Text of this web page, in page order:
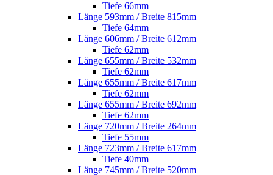
Tiefe 66mm
Länge 593mm / Breite 815mm
Tiefe 64mm
Länge 606mm / Breite 612mm
Tiefe 62mm
Länge 655mm / Breite 532mm
Tiefe 62mm
Länge 655mm / Breite 617mm
Tiefe 62mm
Länge 655mm / Breite 692mm
Tiefe 62mm
Länge 720mm / Breite 264mm
Tiefe 55mm
Länge 723mm / Breite 617mm
Tiefe 40mm
Länge 745mm / Breite 520mm